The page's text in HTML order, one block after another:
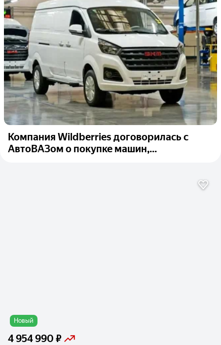
Компания Wildberries договорилась с
АвтоВАЗом о покупке машин,...
Новый
4 954 990 ₽